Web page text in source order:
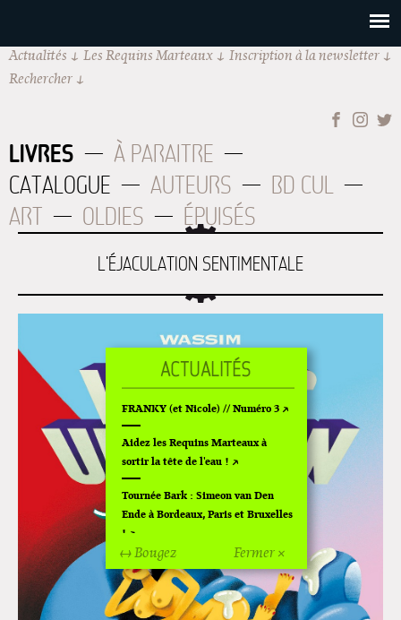
Actualités Les Requins Marteaux
Inscription à la newsletter
Rechercher
LIVRES
À PARAITRE
CATALOGUE
AUTEURS
BD CUL
ART
OLDIES ÉPUISÉS
L'ÉJACULATION SENTIMENTALE
Fermer ×
↔ Bougez
FRANKY (et Nicole) // Numéro 3
Aidez les Requins Marteaux à
sortir la tête de l'eau !
Tournée Bark : Simeon van Den
Ende à Bordeaux, Paris et Bruxelles
!
Off Of Off d'Angoulême 2024
Superette de noël à Pola